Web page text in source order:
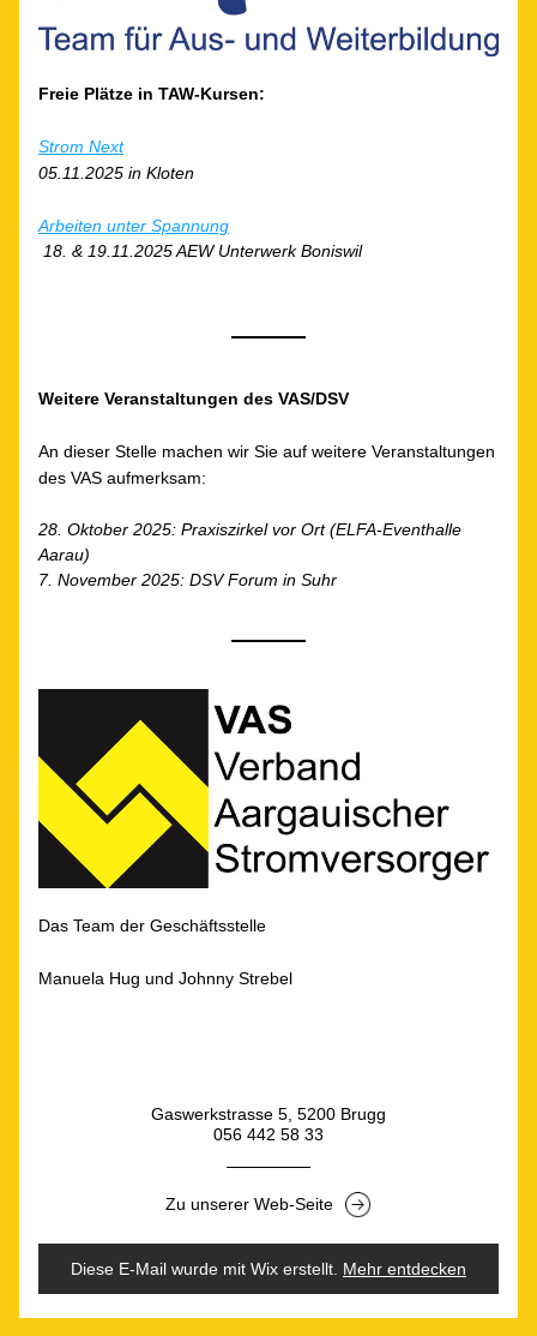
Freie Plätze in TAW-Kursen:
Strom Next
05.11.2025 in Kloten
Arbeiten unter Spannung
18. & 19.11.2025 AEW Unterwerk Boniswil
Weitere Veranstaltungen des VAS/DSV
An dieser Stelle machen wir Sie auf weitere Veranstaltungen
des VAS aufmerksam:
28. Oktober 2025: Praxiszirkel vor Ort (ELFA-Eventhalle
Aarau)
7. November 2025: DSV Forum in Suhr
Das Team der Geschäftsstelle
Manuela Hug und Johnny Strebel
Gaswerkstrasse 5, 5200 Brugg
056 442 58 33
Zu unserer Web-Seite
Diese E-Mail wurde mit Wix erstellt. Mehr entdecken